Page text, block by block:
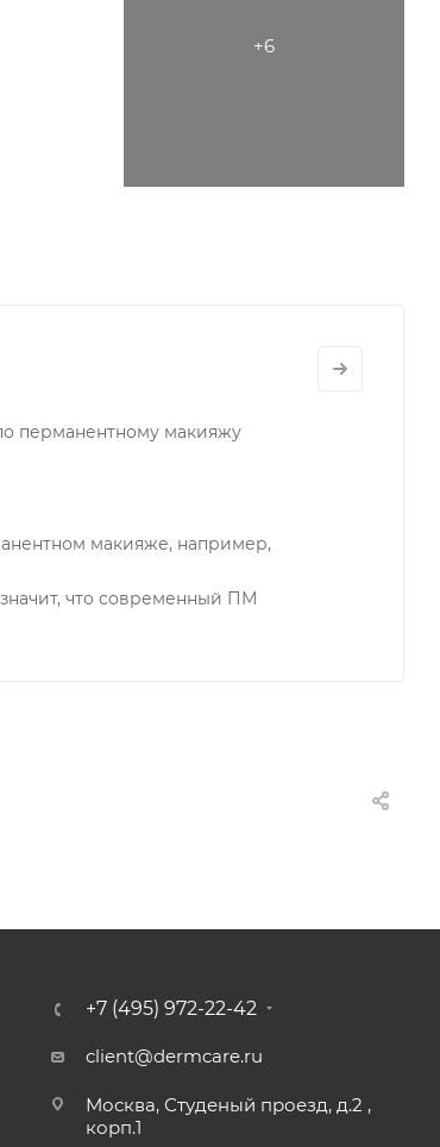
перманентному макияжу
макияже, например,
что современный ПМ
+7 (495) 972-22-42
client@dermcare.ru
Москва, Студеный проезд, д.2 ,
корп.1